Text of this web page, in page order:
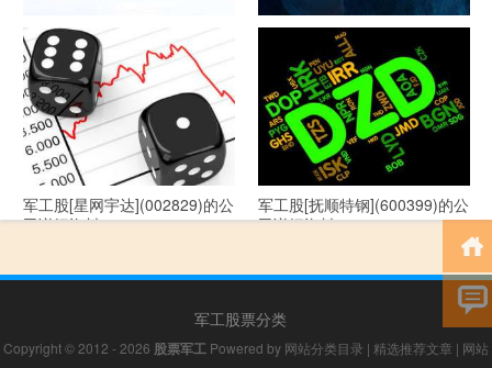
军工股[--](002335)的公司详细
资料
军工股[华自科技](300490)的公
司详细资料
军工股[星网宇达](002829)的公
司详细资料
军工股[抚顺特钢](600399)的公
司详细资料
军工股票分类
Copyright © 2012 - 2026 股票军工 Powered by 网站分类目录 | 精选推荐文章 | 网站